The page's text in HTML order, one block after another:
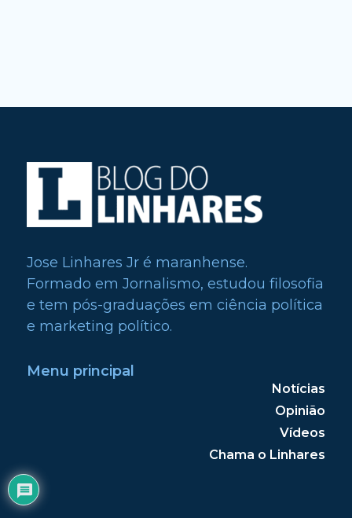
Jose Linhares Jr é maranhense.
Formado em Jornalismo, estudou filosofia
e tem pós-graduações em ciência política
e marketing político.
Menu principal
Notícias
Opinião
Vídeos
Chama o Linhares